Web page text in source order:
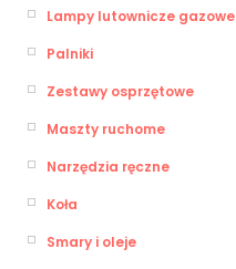
Lampy lutownicze gazowe
Palniki
Zestawy osprzętowe
Maszty ruchome
Narzędzia ręczne
Koła
Smary i oleje